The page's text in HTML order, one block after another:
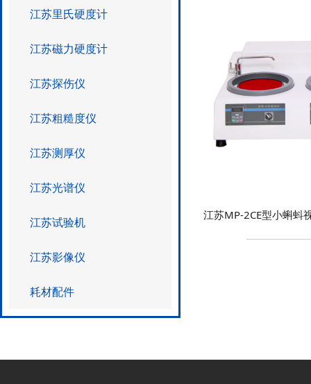
江苏里氏硬度计
江苏磁力硬度计
江苏探伤仪
江苏粗糙度仪
江苏测厚仪
江苏光谱仪
江苏试验机
江苏影像仪
耗材配件
江苏MP-2CE型小蝌蚪